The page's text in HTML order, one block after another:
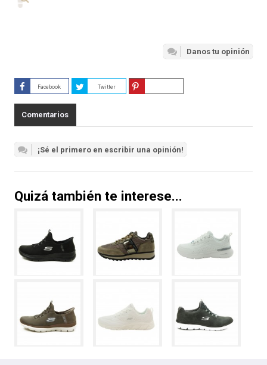
Danos tu opinión
Facebook Twitter
Comentarios
¡Sé el primero en escribir una opinión!
Quizá también te interese...